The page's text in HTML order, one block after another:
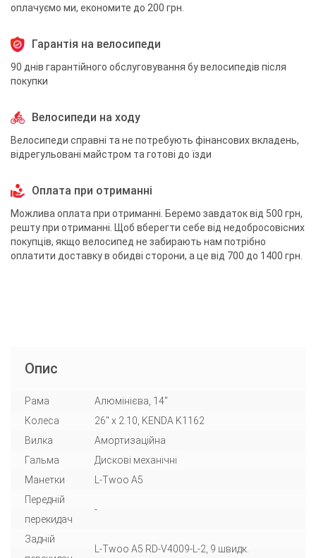
оплачуємо ми, економите до 200 грн.
Гарантія на велосипеди
90 днів гарантійного обслуговування бу велосипедів після
покупки
Велосипеди на ходу
Велосипеди справні та не потребують фінансових вкладень,
відрегульовані майстром та готові до їзди
Оплата при отриманні
Можлива оплата при отриманні. Беремо завдаток від 500 грн,
решту при отриманні. Щоб вберегти себе від недобросовісних
покупців, якщо велосипед не забирають нам потрібно
оплатити доставку в обидві сторони, а це від 700 до 1400 грн.
Опис
Рама
Алюмінієва, 14"
Колеса
26" x 2.10, KENDA K1162
Вилка
Амортизаційна
Гальма
Дискові механічні
Манетки
L-Twoo A5
Передній
перекидач
-
Задній
L-Twoo A5 RD-V4009-L-2, 9 швидк.